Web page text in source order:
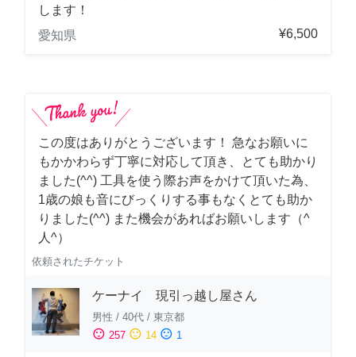
します！
愛知県
¥6,500
この度はありがとうございます！ 急なお願いに
もかかわらず丁寧に対応して頂き、とても助かり
ました(^^) 工具を使う際お声をかけて頂いた為、
1歳の娘も音にびっくりする事もなくとても助か
りました(^^) また機会があればお願いします（^
人^）
依頼されたチケット
ケーナイ 現引っ越し屋さん
男性 / 40代 / 東京都
sentiment_satisfied 257 sentiment_neutral 14 sentiment_dissatisfied 1